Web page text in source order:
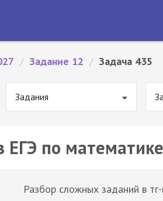
/ Задание 12 / Задача 435
Задания
ЕГЭ по
Разбор сложных заданий в